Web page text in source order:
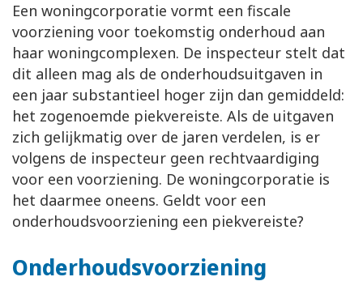
Een woningcorporatie vormt een fiscale
voorziening voor toekomstig onderhoud aan
haar woningcomplexen. De inspecteur stelt dat
dit alleen mag als de onderhoudsuitgaven in
een jaar substantieel hoger zijn dan gemiddeld:
het zogenoemde piekvereiste. Als de uitgaven
zich gelijkmatig over de jaren verdelen, is er
volgens de inspecteur geen rechtvaardiging
voor een voorziening. De woningcorporatie is
het daarmee oneens. Geldt voor een
onderhoudsvoorziening een piekvereiste?
Onderhoudsvoorziening